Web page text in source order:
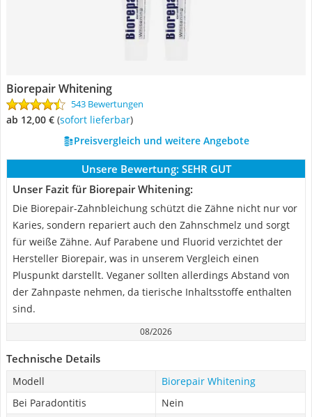
Biorepair Whitening
543 Bewertungen
ab 12,00 € ( Sofort lieferbar)
Preisvergleich und weitere Angebote
Unsere Bewertung: SEHR GUT
Unser Fazit für Biorepair Whitening:
Die Biorepair-Zahnbleichung schützt die Zähne nicht nur vor
Karies, sondern repariert auch den Zahnschmelz und sorgt
für weiße Zähne. Auf Parabene und Fluorid verzichtet der
Hersteller Biorepair, was in unserem Vergleich einen
Pluspunkt darstellt. Veganer sollten allerdings Abstand von
der Zahnpaste nehmen, da tierische Inhaltsstoffe enthalten
sind.
08/2026
Technische Details
Modell
Biorepair Whitening
Bei Paradontitis
Nein